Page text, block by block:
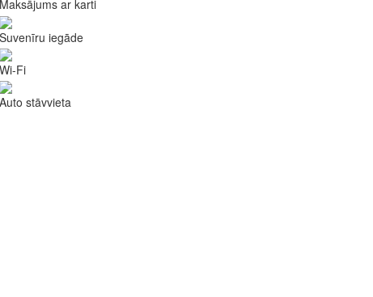
Maksājums ar karti
Suvenīru iegāde
Wi-Fi
Auto stāvvieta